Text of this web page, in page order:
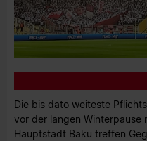
Die bis dato weiteste
vor der langen Winterpause
Hauptstadt Baku treffen